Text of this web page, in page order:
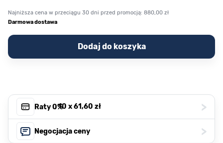
Najniższa cena w przeciągu 30 dni przed promocją: 880,00 zł
Darmowa dostawa
Dodaj do koszyka
Raty 0%, 10 x61,60 zł >
Negocjacja ceny >